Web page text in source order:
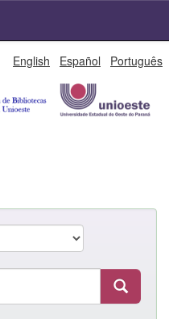
English Español Português